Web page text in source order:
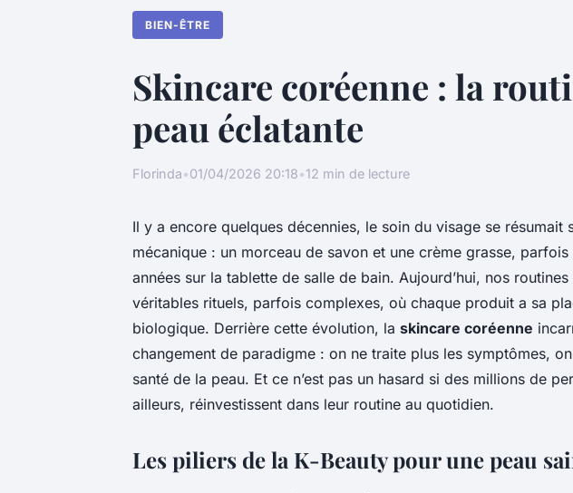
BIEN-ÊTRE
Skincare coréenne : la
peau éclatante
Florinda•01/04/2026 20:18•12 min de lecture
Il y a encore quelques décennies, le soin du visage se résumait
mécanique : un morceau de savon et une crème grasse,
années sur la tablette de salle de bain. Aujourd’hui, nos
véritables rituels, parfois complexes, où chaque produit a sa
biologique. Derrière cette évolution, la skincare coréenne
changement de paradigme : on ne traite plus les symptômes,
santé de la peau. Et ce n’est pas un hasard si des millions de
ailleurs, réinvestissent dans leur routine au quotidien.
Les piliers de la K-Beauty pour une peau